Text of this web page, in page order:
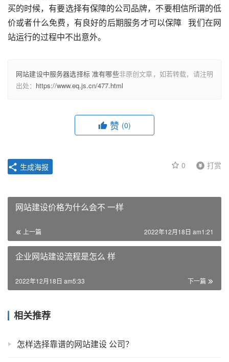
买的时候，有要选择有保障的公司品牌，不要相信所谓的低
价或者什么免费，有良好的后期服务才可以保障   我们在网
站运行的过程中不出意外。
网站建设中服务器选择标 准有哪些非原创文章，如若转载，请注明
出处： https://www.eq.js.cn/477.html
赞 (0)
0 打赏
生成海报
网站建设价格为什么会不 一样
上一篇 2022年12月18日 am1:21
企业网站建设流程是怎么 样
下一篇
2022年12月18日 am5:33
相关推荐
怎样选择靠谱的网站建设 公司？